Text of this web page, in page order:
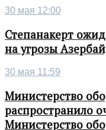
30 мая 12:00
Степанакерт
на угрозы
30 мая 11:59
Министерство
распространило
Министерство